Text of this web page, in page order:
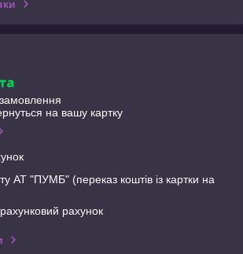
на вашу картку
АТ "ПУМБ" (переказ коштів із картки на
рахунок